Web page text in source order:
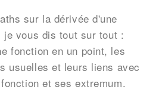
sur la dérivée d'une
je vous dis tout sur tout :
fonction en un point, les
usuelles et leurs liens avec
et ses extremum.